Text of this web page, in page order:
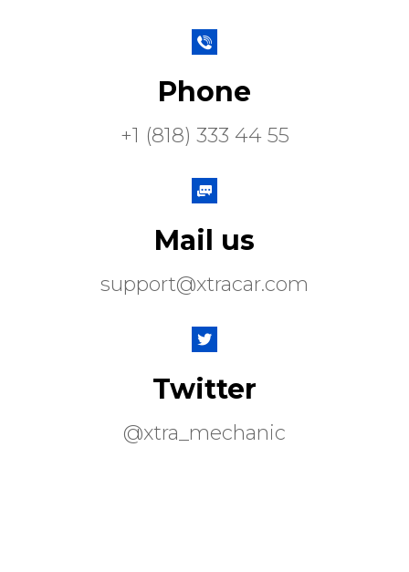
Phone
+1 (818) 333 44 55
Mail us
support@xtracar.com
Twitter
@xtra_mechanic